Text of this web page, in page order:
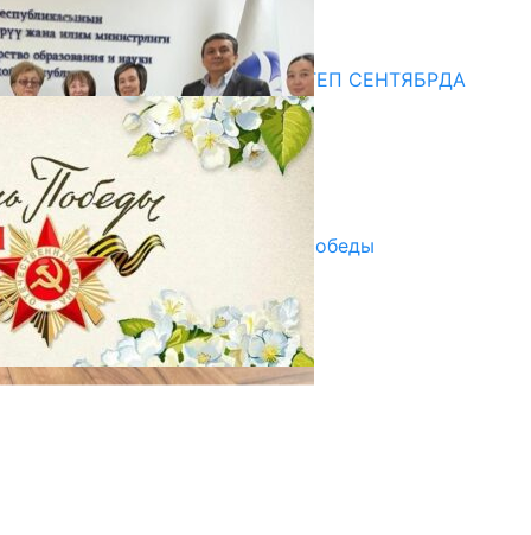
20.07.2026
Медиа
СУЗАКТА 750 ОРУНДУУ МЕКТЕП СЕНТЯБРДА
ПАЙДАЛАНУУГА БЕРИЛЕТ
07.08.2025
Улуу Жеңиштин жандуу сөзү
29.04.2025
Награды в преддверии Дня Победы
29.04.2025